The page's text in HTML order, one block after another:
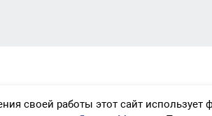
своей работы этот сайт использует